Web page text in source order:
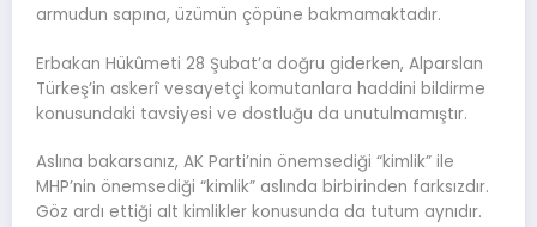
armudun sapına, üzümün çöpüne bakmamaktadır.
Erbakan Hükûmeti 28 Şubat’a doğru giderken, Alparslan
Türkeş’in askerî vesayetçi komutanlara haddini bildirme
konusundaki tavsiyesi ve dostluğu da unutulmamıştır.
Aslına bakarsanız, AK Parti’nin önemsediği “kimlik” ile
MHP’nin önemsediği “kimlik” aslında birbirinden farksızdır.
Göz ardı ettiği alt kimlikler konusunda da tutum aynıdır.